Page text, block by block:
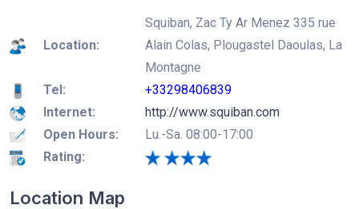
Location:
Squiban, Zac Ty Ar Menez 335 rue
Alain Colas, Plougastel Daoulas, La
Montagne
Tel:
+33298406839
Internet:
http://www.squiban.com
Open Hours:
Lu.-Sa. 08:00-17:00
Rating:
Location Map